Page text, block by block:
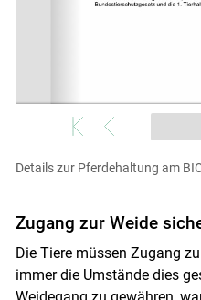
Skip to
Details zur Pferdehaltung am
Zugang zur Weide
Die Tiere müssen Zugang
immer die Umstände dies